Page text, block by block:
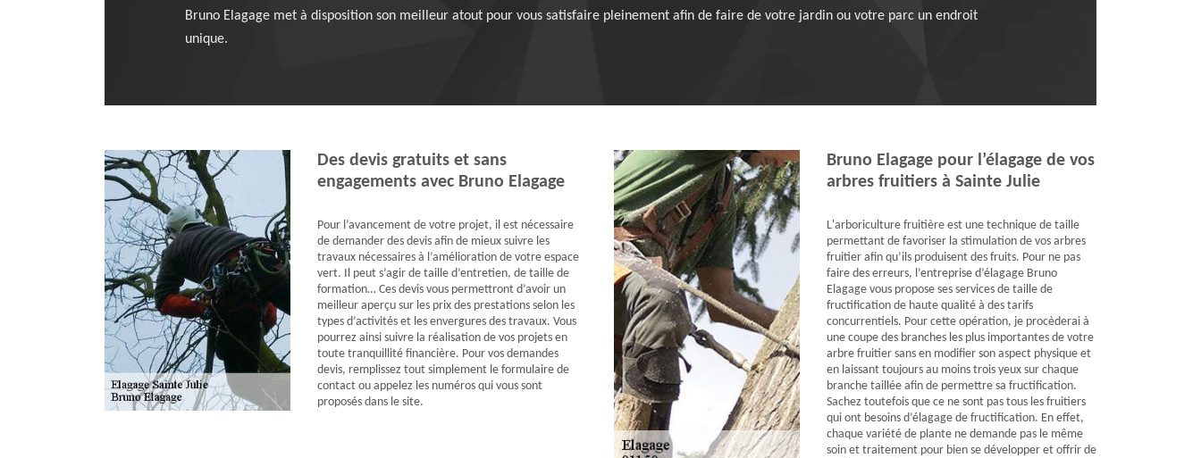
Bruno Elagage met à disposition son meilleur atout pour vous satisfaire pleinement afin de faire de votre jardin ou votre parc un endroit
unique.
Des devis gratuits et sans
engagements avec Bruno Elagage
Pour l’avancement de votre projet, il est nécessaire
de demander des devis afin de mieux suivre les
travaux nécessaires à l’amélioration de votre espace
vert. Il peut s’agir de taille d’entretien, de taille de
formation… Ces devis vous permettront d’avoir un
meilleur aperçu sur les prix des prestations selon les
types d’activités et les envergures des travaux. Vous
pourrez ainsi suivre la réalisation de vos projets en
toute tranquillité financière. Pour vos demandes
devis, remplissez tout simplement le formulaire de
contact ou appelez les numéros qui vous sont
proposés dans le site.
Bruno Elagage pour l’élagage de vos
arbres fruitiers à Sainte Julie
L'arboriculture fruitière est une technique de taille
permettant de favoriser la stimulation de vos arbres
fruitier afin qu’ils produisent des fruits. Pour ne pas
faire des erreurs, l’entreprise d’élagage Bruno
Elagage vous propose ses services de taille de
fructification de haute qualité à des tarifs
concurrentiels. Pour cette opération, je procèderai à
une coupe des branches les plus importantes de votre
arbre fruitier sans en modifier son aspect physique et
en laissant toujours au moins trois yeux sur chaque
branche taillée afin de permettre sa fructification.
Sachez toutefois que ce ne sont pas tous les fruitiers
qui ont besoins d’élagage de fructification. En effet,
chaque variété de plante ne demande pas le même
soin et traitement pour bien se développer et offrir de